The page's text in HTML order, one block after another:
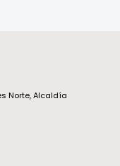
Norte, Alcaldía